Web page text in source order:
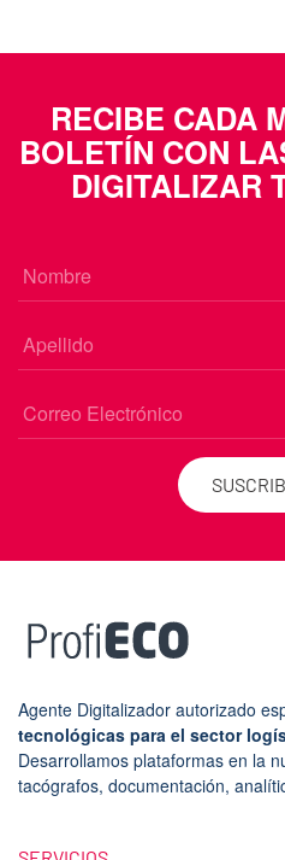
RECIBE CADA
BOLETÍN CON
DIGITALIZAR
Agente Digitalizador autorizado
tecnológicas para el sector
Desarrollamos plataformas en la
tacógrafos, documentación,